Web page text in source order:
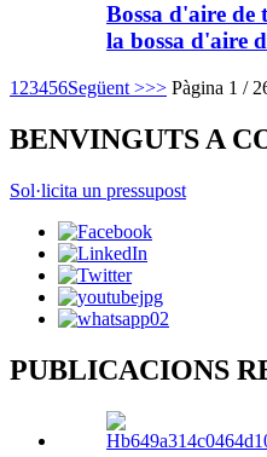
Bossa d'aire
la bossa d'aire
1 23456Següent >>> Pàgina 1 /
BENVINGUTS A
Sol·licita un pressupost
PUBLICACIONS